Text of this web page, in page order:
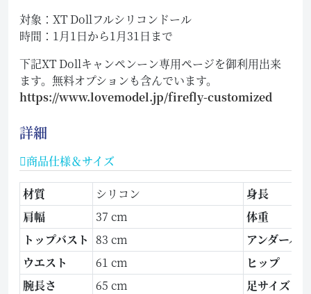
対象：XT Dollフルシリコンドール
時間：1月1日から1月31日まで
下記XT Dollキャンペンーン専用ページを御利用出来
ます。無料オプションも含んでいます。
https://www.lovemodel.jp/firefly-customized
詳細
商品仕様＆サイズ
材質 シリコン
身長
肩幅
37 cm
体重
トップバスト 83 cm
アンダーバ
ウエスト
61 cm
ヒップ
腕長さ
65 cm
足サイズ